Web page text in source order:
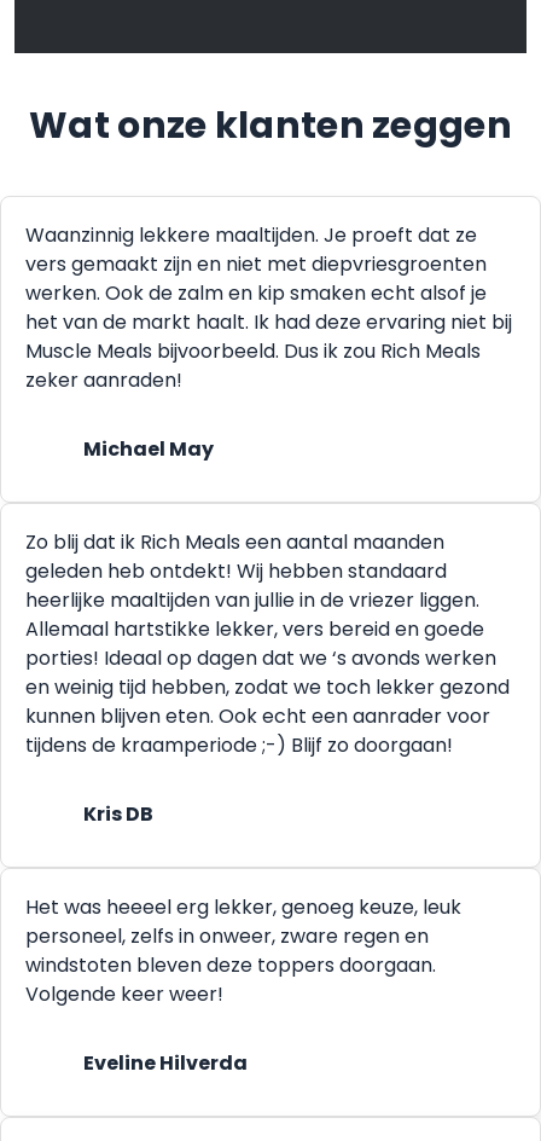
Wat onze klanten zeggen
Waanzinnig lekkere maaltijden. Je proeft dat ze
vers gemaakt zijn en niet met diepvriesgroenten
werken. Ook de zalm en kip smaken echt alsof je
het van de markt haalt. Ik had deze ervaring niet bij
Muscle Meals bijvoorbeeld. Dus ik zou Rich Meals
zeker aanraden!
Michael May
Zo blij dat ik Rich Meals een aantal maanden
geleden heb ontdekt! Wij hebben standaard
heerlijke maaltijden van jullie in de vriezer liggen.
Allemaal hartstikke lekker, vers bereid en goede
porties! Ideaal op dagen dat we ‘s avonds werken
en weinig tijd hebben, zodat we toch lekker gezond
kunnen blijven eten. Ook echt een aanrader voor
tijdens de kraamperiode ;-) Blijf zo doorgaan!
Kris DB
Het was heeeel erg lekker, genoeg keuze, leuk
personeel, zelfs in onweer, zware regen en
windstoten bleven deze toppers doorgaan.
Volgende keer weer!
Eveline Hilverda